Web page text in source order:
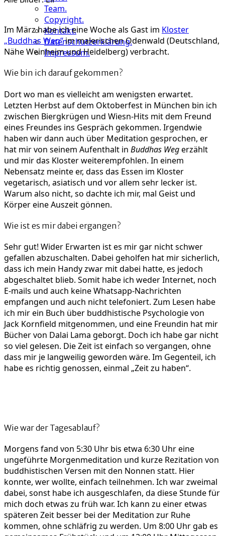
Team.
Copyright.
Kontakt.
Datenschutzerklärung.
Impressum.
im
buddhistischen
Kloster
Im März habe ich eine Woche als Gast im Kloster
„Buddhas Weg“im malerischen Odenwald (Deutschland,
Nähe Weinheim und Heidelberg) verbracht.
Wie bin ich darauf gekommen?
Dort wo man es vielleicht am wenigsten erwartet.
Letzten Herbst auf dem Oktoberfest in München bin ich
zwischen Biergkrügen und Wiesn-Hits mit dem Freund
eines Freundes ins Gespräch gekommen. Irgendwie
haben wir dann auch über Meditation gesprochen, er
hat mir von seinem Aufenthalt in Buddhas Wegerzählt
und mir das Kloster weiterempfohlen. In einem
Nebensatz meinte er, dass das Essen im Kloster
vegetarisch, asiatisch und vor allem sehr lecker ist.
Warum also nicht, so dachte ich mir, mal Geist und
Körper eine Auszeit gönnen.
Wie ist es mir dabei ergangen?
Sehr gut! Wider Erwarten ist es mir gar nicht schwer
gefallen abzuschalten. Dabei geholfen hat mir sicherlich,
dass ich mein Handy zwar mit dabei hatte, es jedoch
abgeschaltet blieb. Somit habe ich weder Internet, noch
E-mails und auch keine Whatsapp-Nachrichten
empfangen und auch nicht telefoniert. Zum Lesen habe
ich mir ein Buch über buddhistische Psychologie von
Jack Kornfield mitgenommen, und eine Freundin hat mir
Bücher von Dalai Lama geborgt. Doch ich habe gar nicht
so viel gelesen. Die Zeit ist einfach so vergangen, ohne
dass mir je langweilig geworden wäre. Im Gegenteil, ich
habe es richtig genossen, einmal „Zeit zu haben“.
Wie war der Tagesablauf?
Morgens fand von 5:30 Uhr bis etwa 6:30 Uhr eine
ungeführte Morgenmeditation und kurze Rezitation von
buddhistischen Versen mit den Nonnen statt. Hier
konnte, wer wollte, einfach teilnehmen. Ich war zweimal
dabei, sonst habe ich ausgeschlafen, da diese Stunde für
mich doch etwas zu früh war. Ich kann zu einer etwas
späteren Zeit besser bei der Meditation zur Ruhe
kommen, ohne schläfrig zu werden. Um 8:00 Uhr gab es